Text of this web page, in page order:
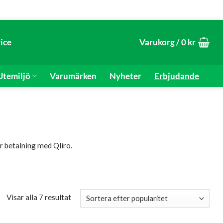
Varukorg /0 kr
Varumärken Nyheter Erbjudande
betalning med Qliro.
Visar alla 7 resultatSortera
efter